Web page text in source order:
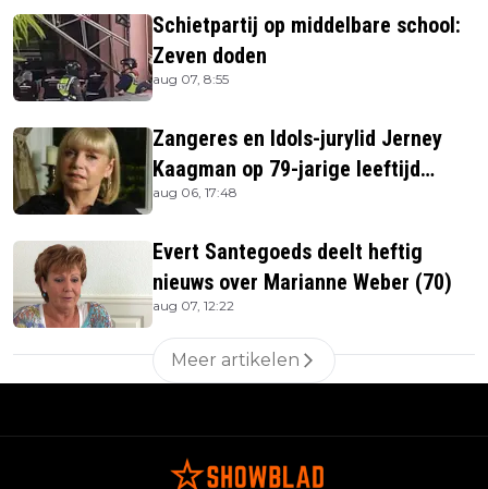
Schietpartij op middelbare school:
Zeven doden
aug 07, 8:55
Zangeres en Idols-jurylid Jerney
Kaagman op 79-jarige leeftijd
overleden
aug 06, 17:48
Evert Santegoeds deelt heftig
nieuws over Marianne Weber (70)
aug 07, 12:22
Meer artikelen